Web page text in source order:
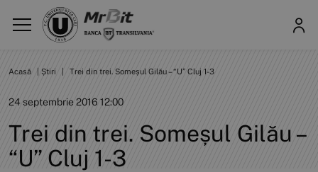
Acasă Știri Trei din trei. Someșul Gilău – “U” Cluj 1-3
24 septembrie 2016 12:00
Trei din trei. Someșul Gilău –
“U” Cluj 1-3